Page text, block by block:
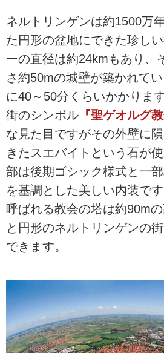
ネルトリンゲンは約1500万
た円形の盆地にできた珍し
ーの直径は約24kmもあり、
さ約50mの城壁が築かれて
に40～50分くらいかかります
街のシンボル 『聖ゲオルグ教
な見た目ですがその外壁に
きたスエバイトという石が
部は後期ゴシック様式と一
を基調とした美しい内装です
呼ばれる教会の塔は約90m
と円形のネルトリンゲンの
できます。